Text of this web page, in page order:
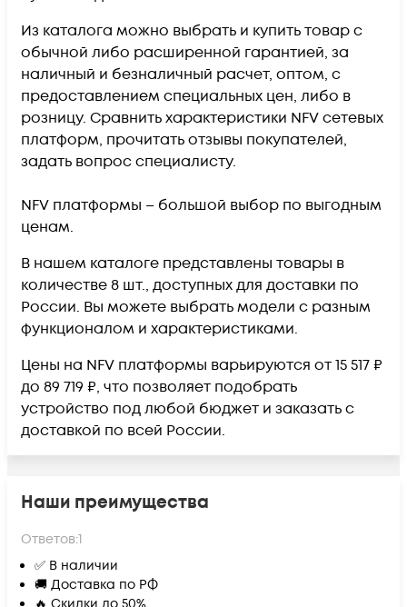
Из каталога можно выбрать и купить товар с
обычной либо расширенной гарантией, за
наличный и безналичный расчет, оптом, с
предоставлением специальных цен, либо в
розницу. Сравнить характеристики NFV сетевых
платформ, прочитать отзывы покупателей,
задать вопрос специалисту.
NFV платформы – большой выбор по выгодным
ценам.
В нашем каталоге представлены товары в
количестве 8 шт., доступных для доставки по
России. Вы можете выбрать модели с разным
функционалом и характеристиками.
Цены на NFV платформы варьируются от 15 517 ₽
до 89 719 ₽, что позволяет подобрать
устройство под любой бюджет и заказать с
доставкой по всей России.
Наши преимущества
Ответов:1
✅ В наличии
🚚 Доставка по РФ